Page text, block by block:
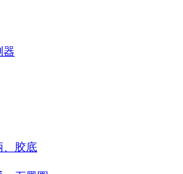
器
、胶底